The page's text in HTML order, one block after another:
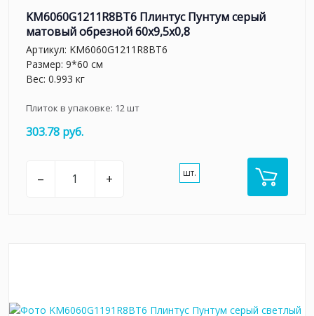
KM6060G1211R8BT6 Плинтус Пунтум серый
матовый обрезной 60x9,5x0,8
Артикул: KM6060G1211R8BT6
Размер: 9*60 см
Вес: 0.993 кг
Плиток в упаковке: 12шт
303.78 руб.
– + шт.